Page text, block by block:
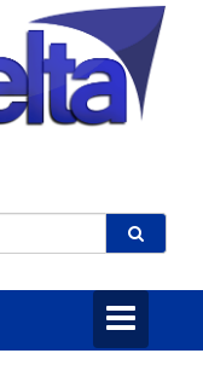
Toggle
navigation